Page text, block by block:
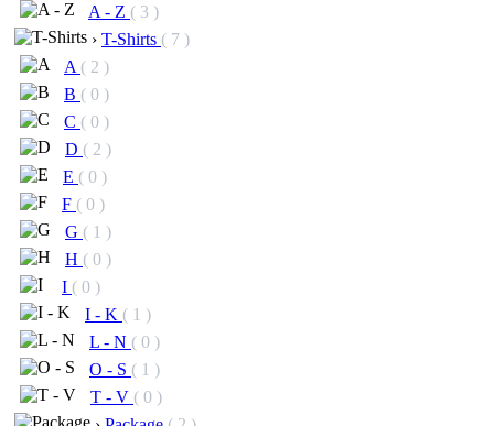
A - Z ( 3 )
› T-Shirts ( 7 )
A ( 2 )
B ( 0 )
C ( 0 )
D ( 2 )
E ( 0 )
F ( 0 )
G ( 1 )
H ( 0 )
I ( 0 )
I - K ( 1 )
L - N ( 0 )
O - S ( 1 )
T - V ( 0 )